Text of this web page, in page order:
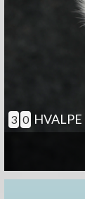
3 0 HVALPE